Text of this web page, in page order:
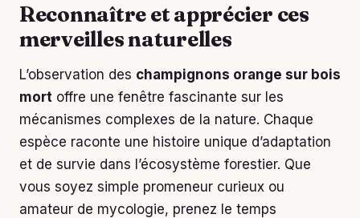
Reconnaître et apprécier ces
merveilles naturelles
L’observation des champignons orange sur bois
mort offre une fenêtre fascinante sur les
mécanismes complexes de la nature. Chaque
espèce raconte une histoire unique d’adaptation
et de survie dans l’écosystème forestier. Que
vous soyez simple promeneur curieux ou
amateur de mycologie, prenez le temps